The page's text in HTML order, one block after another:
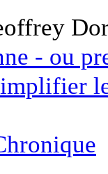
- ou